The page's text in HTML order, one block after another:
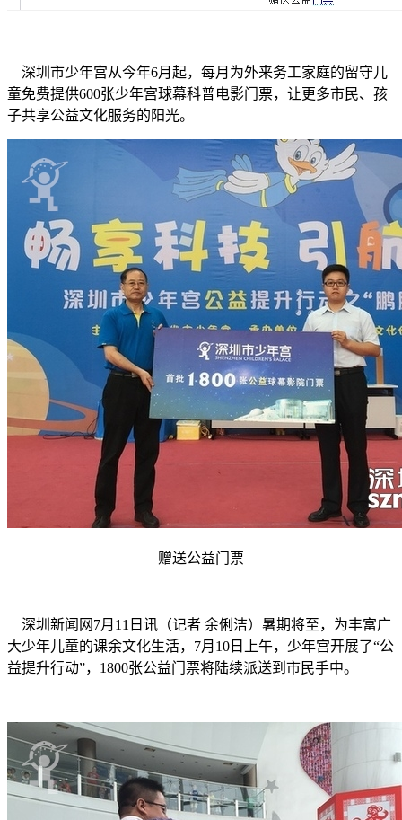
深圳市少年宫从今年6月起，每月为外来务工家庭的留守儿
童免费提供600张少年宫球幕科普电影门票，让更多市民、孩
子共享公益文化服务的阳光。
赠送公益门票
深圳新闻网7月11日讯（记者 余俐洁）暑期将至，为丰富广
大少年儿童的课余文化生活，7月10日上午，少年宫开展了“公
益提升行动”，1800张公益门票将陆续派送到市民手中。